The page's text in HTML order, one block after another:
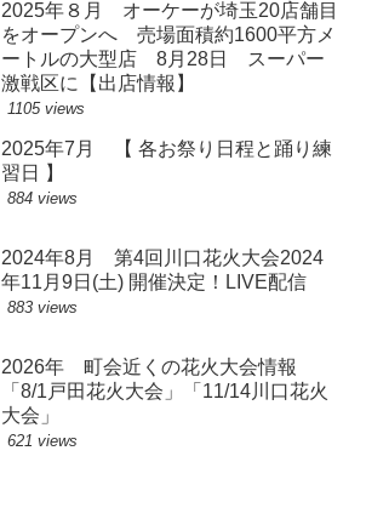
2025年８月 オーケーが埼玉20店舗目
をオープンへ 売場面積約1600平方メ
ートルの大型店 8月28日 スーパー
激戦区に【出店情報】
1105 views
2025年7月 【 各お祭り日程と踊り練
習日 】
884 views
2024年8月 第4回川口花火大会2024
年11月9日(土) 開催決定！LIVE配信
883 views
2026年 町会近くの花火大会情報
「8/1戸田花火大会」「11/14川口花火
大会」
621 views